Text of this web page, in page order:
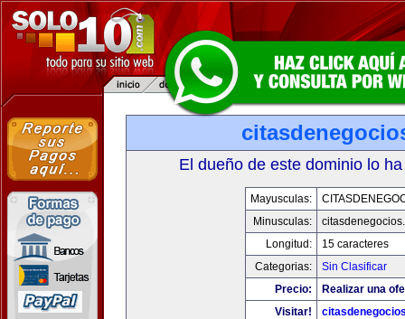
El dueño de este dominio lo
Mayusculas:
Minusculas:
Longitud:
15 caracteres
Categorias:
Sin Clasificar
Precio:
Realizar una
Visitar!